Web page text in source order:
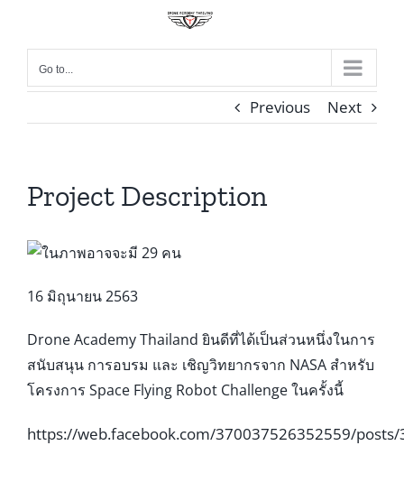
contentGo to...
Previous Next
Project Description
16 มิถุนายน 2563
Drone Academy Thailand ยินดีที่ได้เป็นส่วนหนึ่งในการ
สนับสนุน การอบรม และ เชิญวิทยากรจาก NASA สำหรับ
โครงการ Space Flying Robot Challenge ในครั้งนี้
https://web.facebook.com/370037526352559/